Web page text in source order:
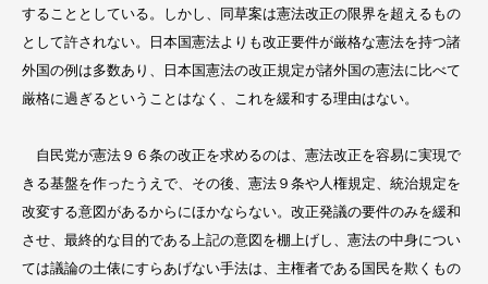
することとしている。しかし、同草案は憲法改正の限界を超えるもの
として許されない。日本国憲法よりも改正要件が厳格な憲法を持つ諸
外国の例は多数あり、日本国憲法の改正規定が諸外国の憲法に比べて
厳格に過ぎるということはなく、これを緩和する理由はない。
自民党が憲法９６条の改正を求めるのは、憲法改正を容易に実現で
きる基盤を作ったうえで、その後、憲法９条や人権規定、統治規定を
改変する意図があるからにほかならない。改正発議の要件のみを緩和
させ、最終的な目的である上記の意図を棚上げし、憲法の中身につい
ては議論の土俵にすらあげない手法は、主権者である国民を欺くもの